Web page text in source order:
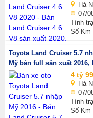
Hà
07/
Tình
Số Km
Toyota Land Cruiser 5.7
Mỹ bản full sản xuất 2016,
4 tỷ
Hà
07/
Tình
Số Km